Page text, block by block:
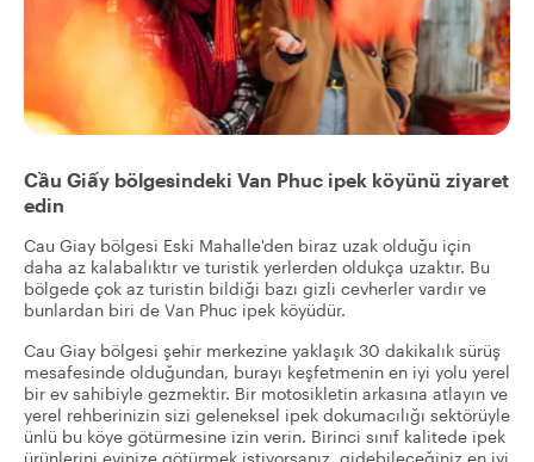
Cầu Giấy bölgesindeki Van Phuc ipek köyünü ziyaret
edin
Cau Giay bölgesi Eski Mahalle'den biraz uzak olduğu için
daha az kalabalıktır ve turistik yerlerden oldukça uzaktır. Bu
bölgede çok az turistin bildiği bazı gizli cevherler vardır ve
bunlardan biri de Van Phuc ipek köyüdür.
Cau Giay bölgesi şehir merkezine yaklaşık 30 dakikalık sürüş
mesafesinde olduğundan, burayı keşfetmenin en iyi yolu yerel
bir ev sahibiyle gezmektir. Bir motosikletin arkasına atlayın ve
yerel rehberinizin sizi geleneksel ipek dokumacılığı sektörüyle
ünlü bu köye götürmesine izin verin. Birinci sınıf kalitede ipek
ürünlerini evinize götürmek istiyorsanız, gidebileceğiniz en iyi